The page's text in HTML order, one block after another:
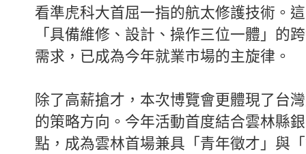
看準虎科大首屈一指的航太修護技術。
「具備維修、設計、操作三位一體」的
需求，已成為今年就業市場的主旋律。
除了高薪搶才，本次博覽會更體現了台
的策略方向。今年活動首度結合雲林縣
點，成為雲林首場兼具「青年徵才」與